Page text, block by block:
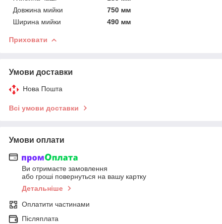
Довжина мийки
750 мм
Ширина мийки
490 мм
Приховати
Умови доставки
Нова Пошта
Всі умови доставки
Умови оплати
Ви отримаєте замовлення
або гроші повернуться на вашу картку
Детальніше
Оплатити частинами
Післяплата